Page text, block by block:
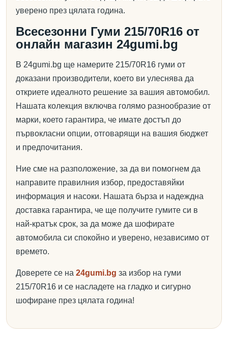
уверено през цялата година.
Всесезонни Гуми 215/70R16 от
онлайн магазин 24gumi.bg
В 24gumi.bg ще намерите 215/70R16 гуми от
доказани производители, което ви улеснява да
откриете идеалното решение за вашия автомобил.
Нашата колекция включва голямо разнообразие от
марки, което гарантира, че имате достъп до
първокласни опции, отговарящи на вашия бюджет
и предпочитания.
Ние сме на разположение, за да ви помогнем да
направите правилния избор, предоставяйки
информация и насоки. Нашата бърза и надеждна
доставка гарантира, че ще получите гумите си в
най-кратък срок, за да може да шофирате
автомобила си спокойно и уверено, независимо от
времето.
Доверете се на 24gumi.bg за избор на гуми
215/70R16 и се насладете на гладко и сигурно
шофиране през цялата година!